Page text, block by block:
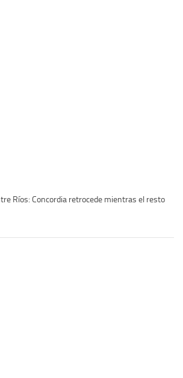
Ríos: Concordia retrocede mientras el resto